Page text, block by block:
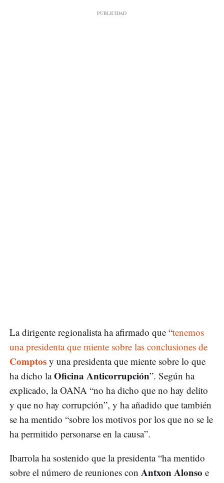
La dirigente regionalista ha afirmado que “tenemos
una presidenta que miente sobre las conclusiones de
Comptos y una presidenta que miente sobre lo que
ha dicho laOficina Anticorrupción”. Según ha
explicado, la OANA “no ha dicho que no hay delito
y que no hay corrupción”, y ha añadido que también
se ha mentido “sobre los motivos por los que no se le
ha permitido personarse en la causa”.
Ibarrola ha sostenido que la presidenta “ha mentido
sobre el número de reuniones con Antxon Alonso e